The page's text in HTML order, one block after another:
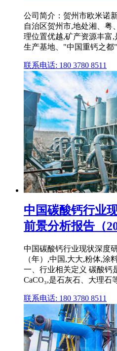
公司简介：贺州市欧米诺
自治区贺州市,地处湘、粤
理位置优越,矿产资源丰富
生产基地、"中国重钙之都"
联系电话: 180 3780 8511
中国碳酸钙行业
前景分析报告（
中国碳酸钙行业现状深度
（年）,中国,大大,粉体,涂
一、行业相关定义 碳酸钙
CaCO₃,是石灰石、大理石
联系电话: 180 3780 8511